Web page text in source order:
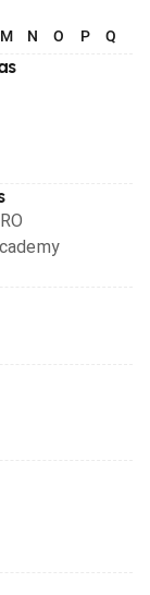
M N O P Q